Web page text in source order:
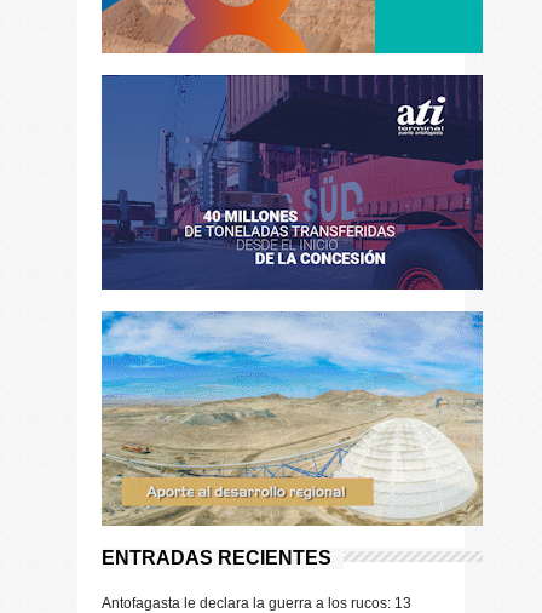
ENTRADAS RECIENTES
Antofagasta le declara la guerra a los rucos: 13